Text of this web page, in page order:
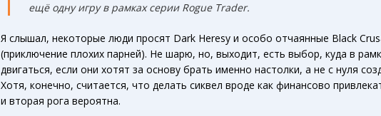
ещё одну игру в рамках серии Rogue Trader.
Я слышал, некоторые люди просят Dark Heresy и особо отчаянные Black
(приключение плохих парней). Не шарю, но, выходит, есть выбор, куда в
двигаться, если они хотят за основу брать именно настолки, а не с нуля
Хотя, конечно, считается, что делать сиквел вроде как финансово
и вторая рога вероятна.